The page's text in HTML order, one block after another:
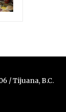
/ Tijuana, B.C.